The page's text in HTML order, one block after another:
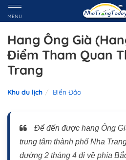
MENU
Hang Ông Già
Điểm Tham Quan
Trang
Khu du lịch Biển Đảo
Để đến được hang Ông
trung tâm thành phố Nha
đường 2 tháng 4 đi về phía